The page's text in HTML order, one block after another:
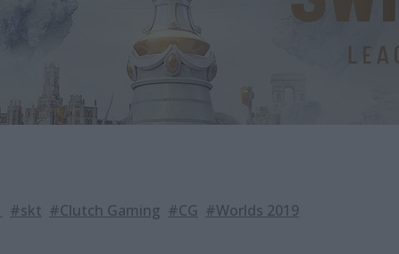
#skt #Clutch Gaming #CG #Worlds 2019